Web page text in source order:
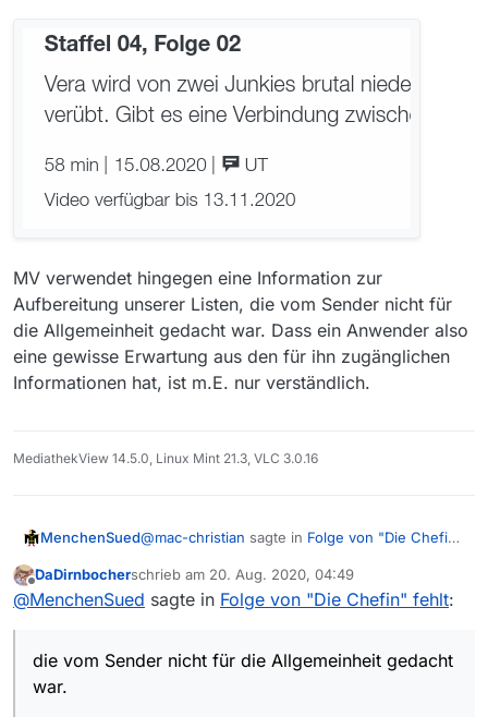
MV verwendet hingegen eine Information zur
Aufbereitung unserer Listen, die vom Sender nicht für
die Allgemeinheit gedacht war. Dass ein Anwender also
eine gewisse Erwartung aus den für ihn zugänglichen
Informationen hat, ist m.E. nur verständlich.
MediathekView 14.5.0, Linux Mint 21.3, VLC 3.0.16
MenchenSued@mac-christian sagte in Folge von "Die Chefin"
Nicht das Programm “weicht von
hinzubekommen würd ich sagen.
Sender steht auf der Webseite das korrekte
Offline
DaDirnbocherschrieb am 20. Aug. 2020, 04:49
zuletzt editiert von
@MenchenSued sagte in Folge von "Die Chefin" fehlt:
die vom Sender nicht für die Allgemeinheit gedacht
war.